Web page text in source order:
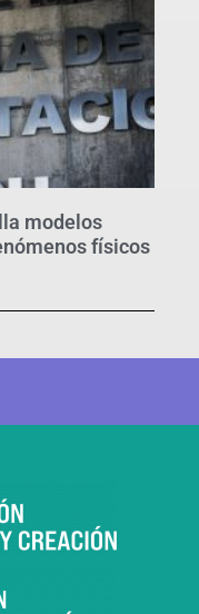
modelos
físicos